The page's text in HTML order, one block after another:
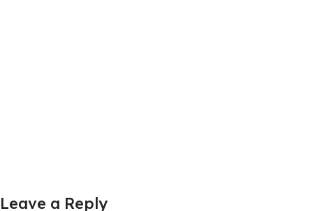
Leave a Reply